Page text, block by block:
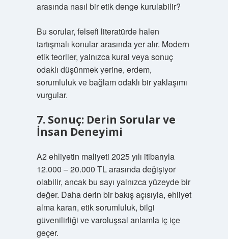
arasında nasıl bir etik denge kurulabilir?
Bu sorular, felsefi literatürde halen
tartışmalı konular arasında yer alır. Modern
etik teoriler, yalnızca kural veya sonuç
odaklı düşünmek yerine, erdem,
sorumluluk ve bağlam odaklı bir yaklaşımı
vurgular.
7. Sonuç: Derin Sorular ve
İnsan Deneyimi
A2 ehliyetin maliyeti 2025 yılı itibarıyla
12.000 – 20.000 TL arasında değişiyor
olabilir, ancak bu sayı yalnızca yüzeyde bir
değer. Daha derin bir bakış açısıyla, ehliyet
alma kararı, etik sorumluluk, bilgi
güvenilirliği ve varoluşsal anlamla iç içe
geçer.